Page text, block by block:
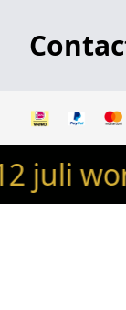
© 2024